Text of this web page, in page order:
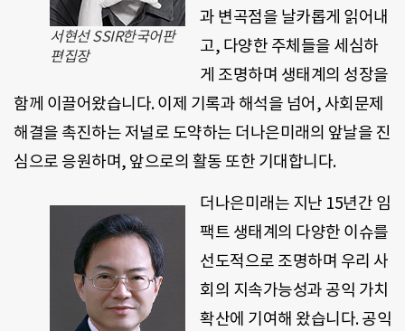
서현선 SSIR한국어판
편집장
과 변곡점을 날카롭게 읽어내
고, 다양한 주체들을 세심하
게 조명하며 생태계의 성장을
함께 이끌어왔습니다. 이제 기록과 해석을 넘어, 사회문제
해결을 촉진하는 저널로 도약하는 더나은미래의 앞날을 진
심으로 응원하며, 앞으로의 활동 또한 기대합니다.
더나은미래는 지난 15년간 임
팩트 생태계의 다양한 이슈를
선도적으로 조명하며 우리 사
회의 지속가능성과 공익 가치
확산에 기여해 왔습니다. 공익